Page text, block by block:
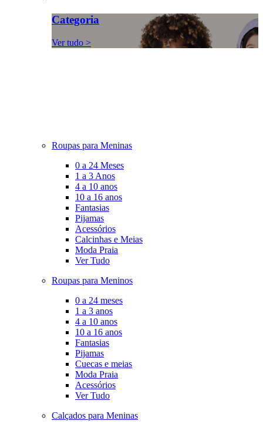
Categoria
Ver tudo >
Roupas para Meninas
0 a 24 Meses
1 a 3 Anos
4 a 10 anos
10 a 16 anos
Fantasias
Pijamas
Acessórios
Calcinhas e Meias
Moda Praia
Ver Tudo
Roupas para Meninos
0 a 24 meses
1 a 3 anos
4 a 10 anos
10 a 16 anos
Fantasias
Pijamas
Cuecas e meias
Moda Praia
Acessórios
Ver Tudo
Calçados para Meninas